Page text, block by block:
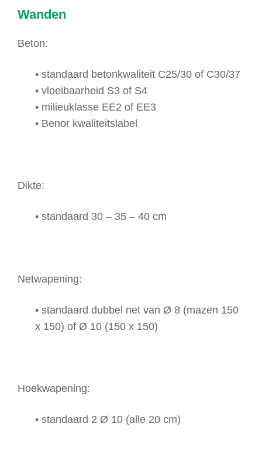
Wanden
Beton:
• standaard betonkwaliteit C25/30 of C30/37
• vloeibaarheid S3 of S4
• milieuklasse EE2 of EE3
• Benor kwaliteitslabel
Dikte:
• standaard 30 – 35 – 40 cm
Netwapening:
• standaard dubbel net van Ø 8 (mazen 150
x 150) of Ø 10 (150 x 150)
Hoekwapening:
• standaard 2 Ø 10 (alle 20 cm)